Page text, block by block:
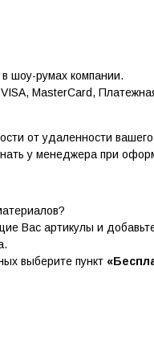
шоу-румах компании.
MasterCard,
от удаленности
у менеджера при
Вас артикулы и
выберите пункт